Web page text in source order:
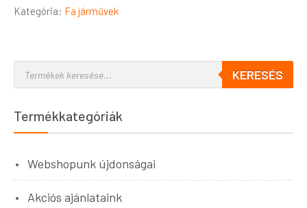
Kategória: Fa járművek
KERESÉS
Termékkategóriák
Webshopunk újdonságai
Akciós ajánlataink